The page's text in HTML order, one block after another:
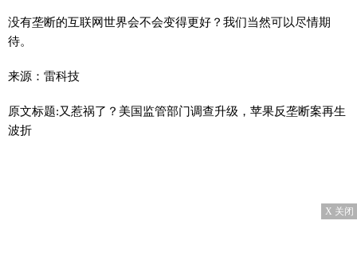
没有垄断的互联网世界会不会变得更好？我们当然可以尽情期
待。
来源：雷科技
原文标题:又惹祸了？美国监管部门调查升级，苹果反垄断案再生
波折
X 关闭